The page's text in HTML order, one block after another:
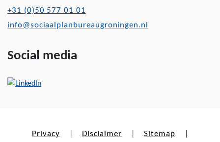
+31 (0)50 577 01 01
info@sociaalplanbureaugroningen.nl
Social media
Privacy Disclaimer Sitemap